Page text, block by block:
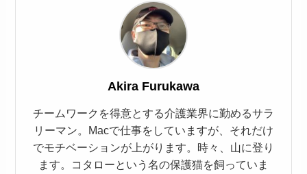
Akira Furukawa
チームワークを得意とする介護業界に勤めるサラ
リーマン。Macで仕事をしていますが、それだけ
でモチベーションが上がります。時々、山に登り
ます。コタローという名の保護猫を飼っていま